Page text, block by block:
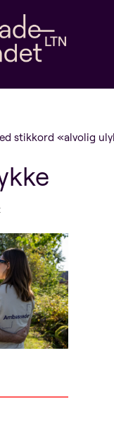
stikkord «alvolig